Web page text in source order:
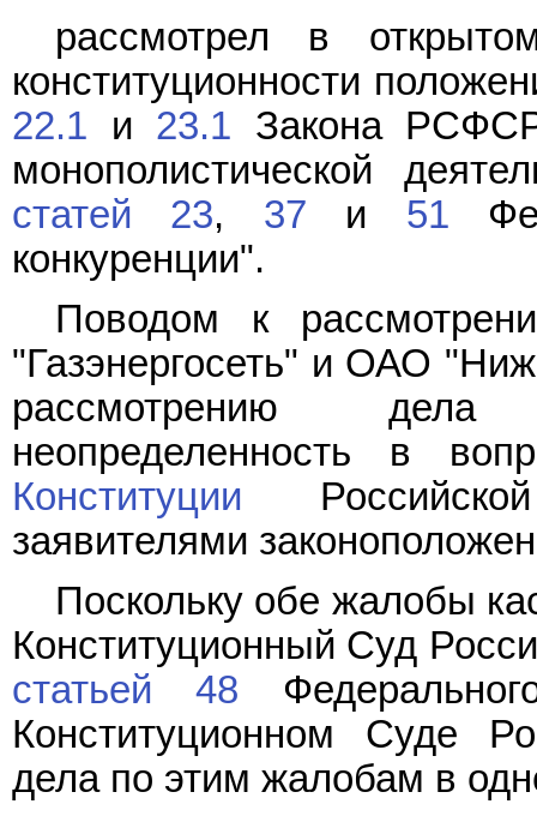
рассмотрел в
конституционности
22.1 и 23.1 Закона
монополистической
статей 23, 37 и 51
конкуренции".
Поводом к
"Газэнергосеть" и ОАО
рассмотрению дела
неопределенность в
Конституции
заявителями
Поскольку обе жалобы
Конституционный Суд
статьей 48
Конституционном Суде
дела по этим жалобам в